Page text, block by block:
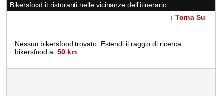
Bikersfood.it ristoranti nelle vicinanze dell'itinerario
↑ Torna Su
Nessun bikersfood trovato. Estendi il raggio di ricerca
bikersfood a:50 km